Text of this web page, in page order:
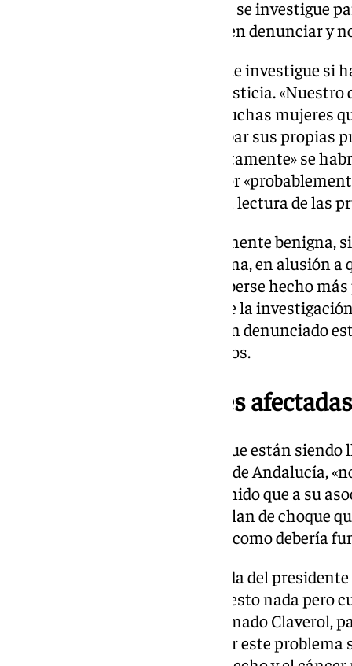
«Nuestro deber es pedir que se investigue
muchas mujeres que quieren denunciar y
Amama reclama a la Fiscalía que investigue si
pruebas y de obstrucción a la Justicia.
para evitar la indefensión de muchas mujeres
pueden porque no pueden recabar sus propias
que ha remachado que «presuntamente» se
término lesión «sospechosa» por
de los radiólogos que hicieron la lectura de las
«Ya sea sospechosa o probablemente benigna,
señalado la presidenta de Amama, en alusión
no concluyentes tenían que haberse hecho
Amama solicita a la Fiscalía que la
y que cite a las personas que han denunciado
pruebas como testigos protegidos.
Más de 2.000 mujeres afectadas
Preguntada sobre las mujeres que están
números ofrecidos por la Junta de Andalucía,
insistido Claverol, que ha sostenido que a su
llamadas y casos. «Por mucho plan de choque
estructural. El SAS no funciona como debería
Amama ha recibido ya la llamada del
una reunión. «No hemos pospuesto nada pero
mejor sí nos juntamos», ha afirmado Claverol,
capacidad de sobra para arreglar este